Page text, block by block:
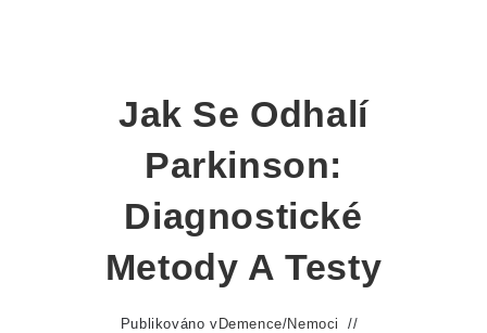
Jak Se Odhalí
Parkinson:
Diagnostické
Metody A Testy
Publikováno v Demence/Nemoci